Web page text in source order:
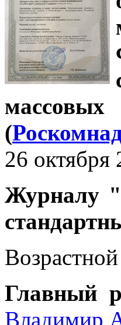
(
26 октября
Журналу
Главный
Владимир